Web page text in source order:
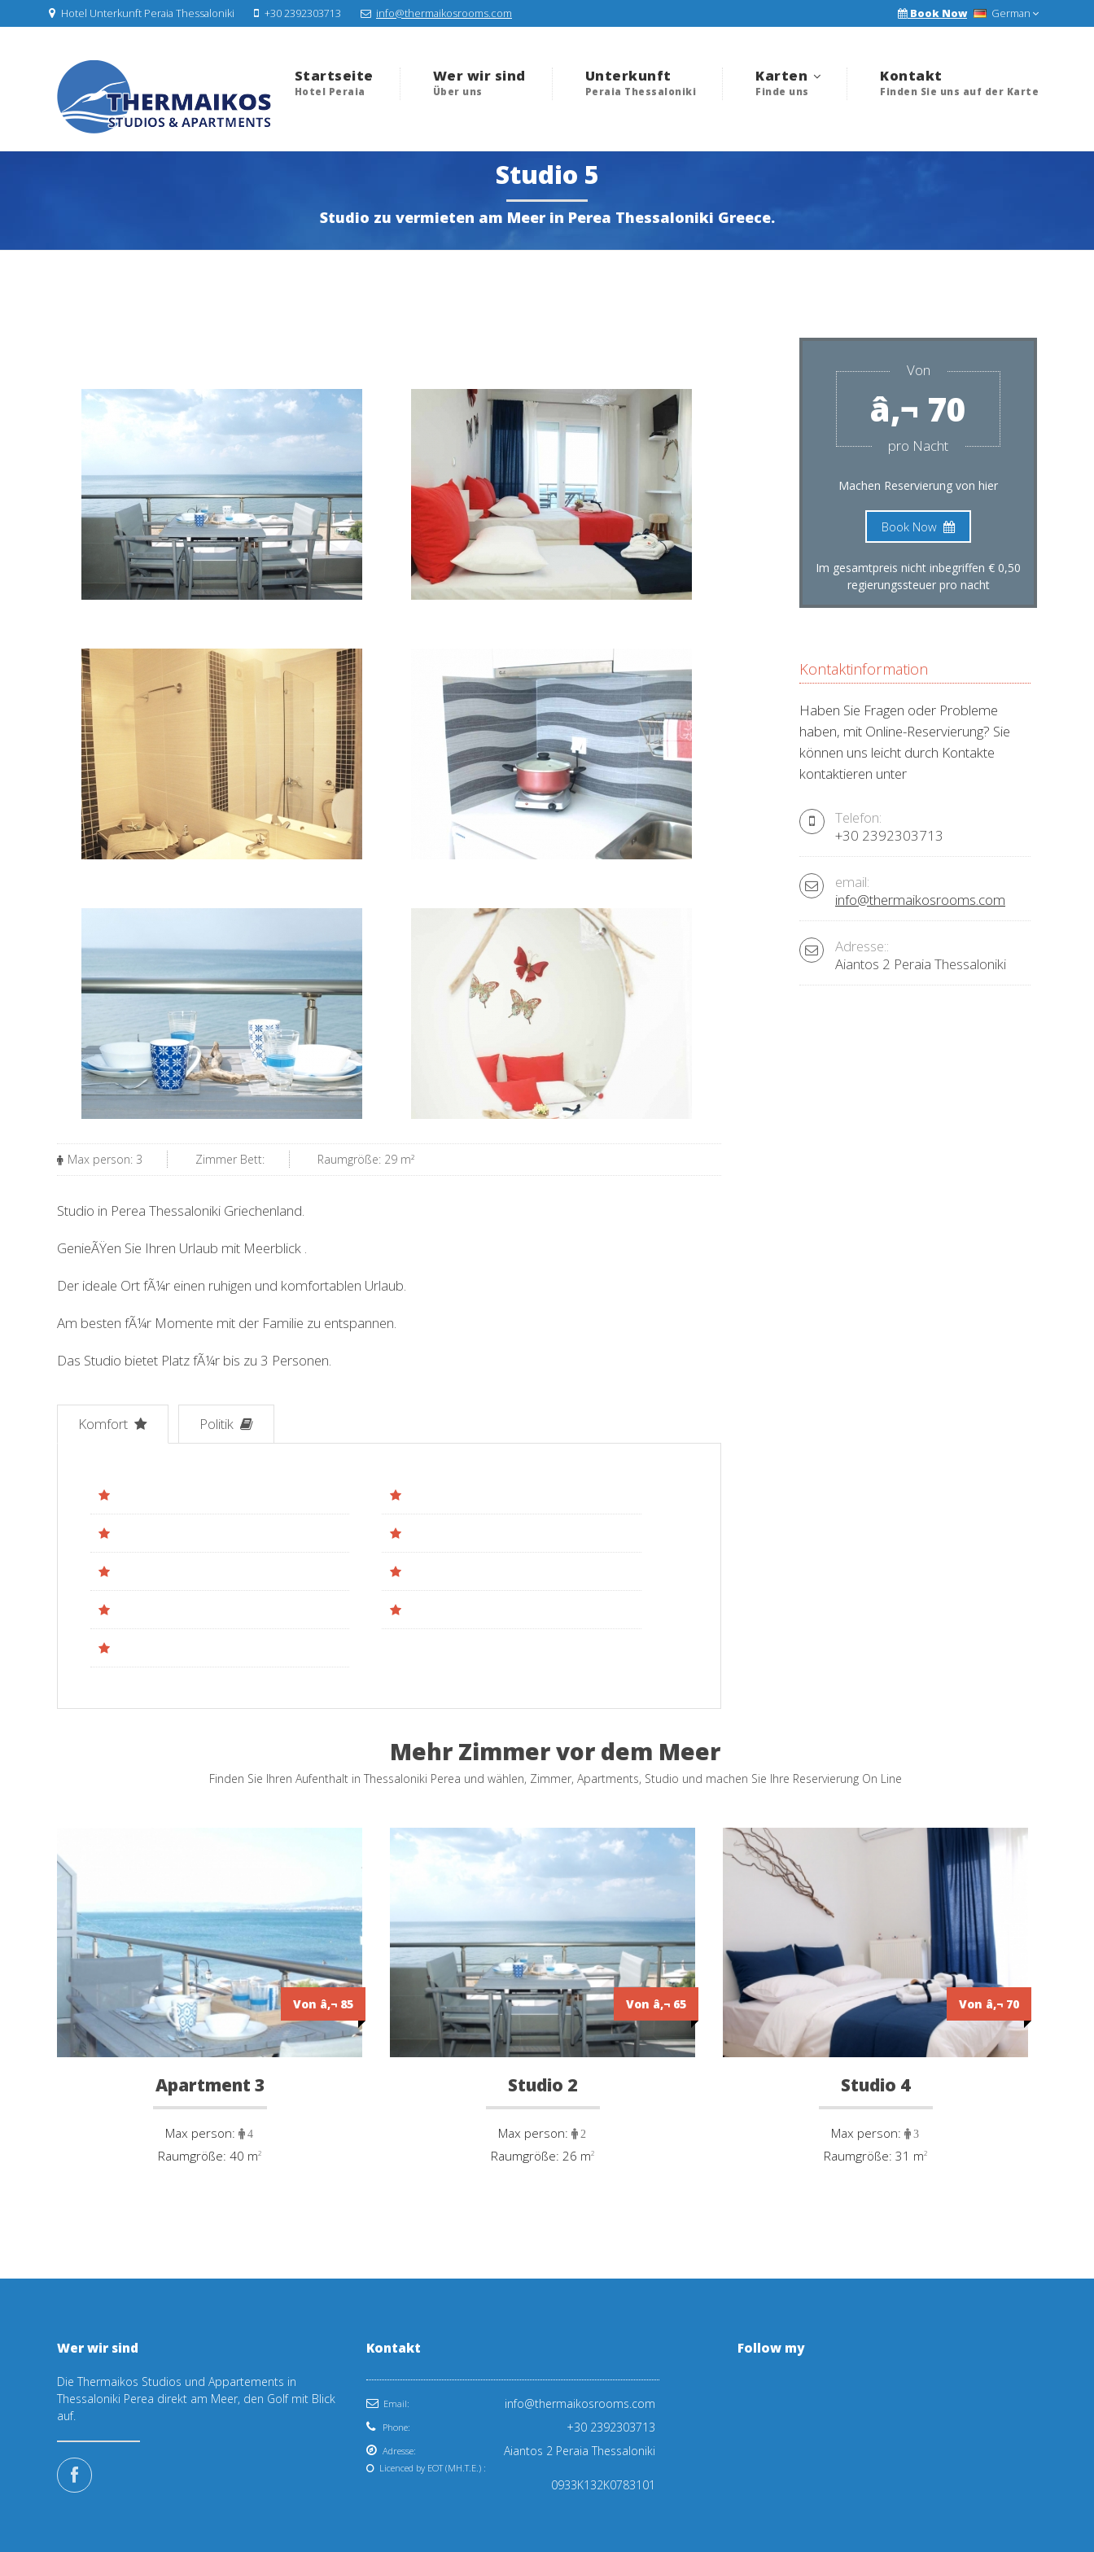
Hotel Unterkunft Peraia Thessaloniki +30 2392303713 info@thermaikosrooms.com German
Book Now
Startseite
Hotel Peraia
Wer wir sind
Über uns
Unterkunft
Peraia Thessaloniki
Karten
Finde uns
Kontakt
Finden Sie uns auf der Karte
Studio 5
Studio zu vermieten am Meer in Perea Thessaloniki Greece.
Max person: 3 Zimmer Bett: Raumgröße: 29 m²
Studio in Perea Thessaloniki Griechenland.
GenieÃŸen Sie Ihren Urlaub mit Meerblick .
Der ideale Ort fÃ¼r einen ruhigen und komfortablen Urlaub.
Am besten fÃ¼r Momente mit der Familie zu entspannen.
Das Studio bietet Platz fÃ¼r bis zu 3 Personen.
Komfort Politik
Von
â‚¬ 70
pro Nacht
Machen Reservierung von hier
Book Now
Im gesamtpreis nicht inbegriffen € 0,50
regierungssteuer pro nacht
Kontaktinformation
Haben Sie Fragen oder Probleme
haben, mit Online-Reservierung? Sie
können uns leicht durch Kontakte
kontaktieren unter
Telefon:
+30 2392303713
email:
info@thermaikosrooms.com
Adresse::
Aiantos 2 Peraia Thessaloniki
Mehr Zimmer vor dem Meer
Finden Sie Ihren Aufenthalt in Thessaloniki Perea und wählen, Zimmer, Apartments, Studio und machen Sie Ihre Reservierung On Line
Von â‚¬ 85
Apartment 3
Max person: 4
Raumgröße: 40 m²
Von â‚¬ 65
Studio 2
Max person: 2
Raumgröße: 26 m²
Von â‚¬ 70
Studio 4
Max person: 3
Raumgröße: 31 m²
Wer wir sind
Die Thermaikos Studios und Appartements in
Thessaloniki Perea direkt am Meer, den Golf mit Blick
auf.
Kontakt
Email: info@thermaikosrooms.com
Phone: +30 2392303713
Adresse: Aiantos 2 Peraia Thessaloniki
Licenced by EOT (ΜΗ.Τ.Ε.) :
0933Κ132Κ0783101
Follow my